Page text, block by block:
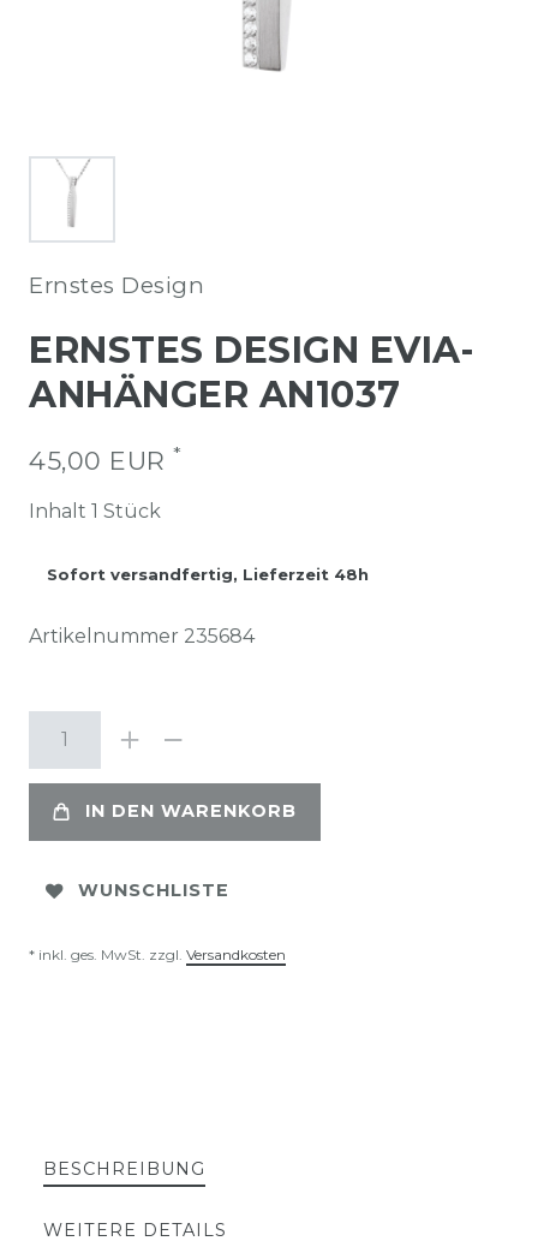
Ernstes Design
ERNSTES DESIGN EVIA-
ANHÄNGER AN1037
45,00 EUR *
Inhalt 1 Stück
Sofort versandfertig, Lieferzeit 48h
Artikelnummer 235684
IN DEN WARENKORB
WUNSCHLISTE
* inkl. ges. MwSt. zzgl. Versandkosten
BESCHREIBUNG
WEITERE DETAILS